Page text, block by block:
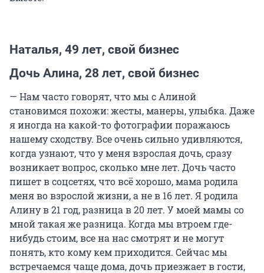
Наталья, 49 лет, свой бизнес
Дочь Алина, 28 лет, свой бизнес
— Нам часто говорят, что мы с Алиной
становимся похожи: жесты, манеры, улыбка. Даже
я иногда на какой-то фотографии поражаюсь
нашему сходству. Все очень сильно удивляются,
когда узнают, что у меня взрослая дочь, сразу
возникает вопрос, сколько мне лет. Дочь часто
пишет в соцсетях, что всё хорошо, мама родила
меня во взрослой жизни, а не в 16 лет. Я родила
Алину в 21 год, разница в 20 лет. У моей мамы со
мной такая же разница. Когда мы втроем где-
нибудь стоим, все на нас смотрят и не могут
понять, кто кому кем приходится. Сейчас мы
встречаемся чаще дома, дочь приезжает в гости,